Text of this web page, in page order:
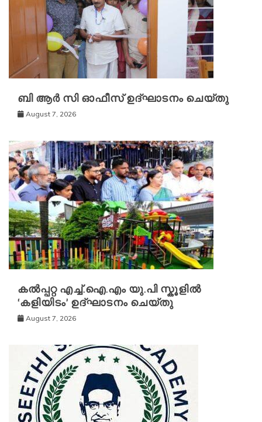
ബി ആർ സി ഓഫീസ് ഉദ്ഘാടനം ചെയ്തു
August 7, 2026
കൽപ്പറ്റ എച്ച്.ഐ.എം യു.പി സ്കൂ‌ളിൽ
‘കളിയിടം’ ഉദ്ഘാടനം ചെയ്തു
August 7, 2026